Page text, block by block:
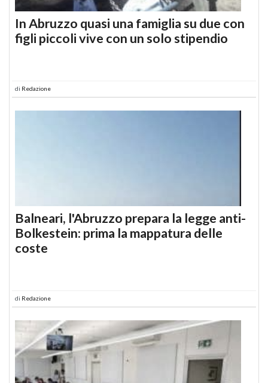
In Abruzzo quasi una famiglia su due con
figli piccoli vive con un solo stipendio
di Redazione
Balneari, l'Abruzzo prepara la legge anti-
Bolkestein: prima la mappatura delle
coste
di Redazione